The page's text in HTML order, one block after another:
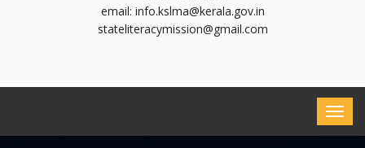
email: info.kslma@kerala.gov.in
stateliteracymission@gmail.com